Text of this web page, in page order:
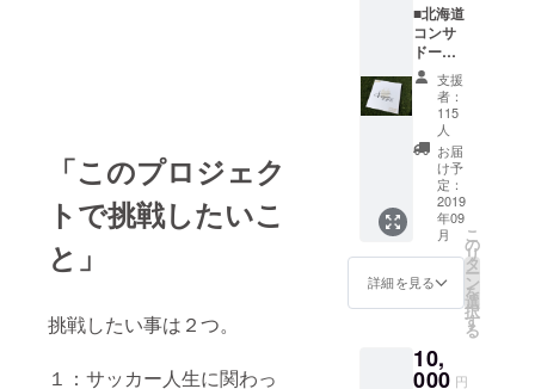
「このプロジェク
トで挑戦したいこ
と」
挑戦したい事は２つ。
１：サッカー人生に関わっ
■北海道
コンサ
ドーレ
札幌の
お好き
な選手
の直筆
サイン
色紙 ※
支援画
面にあ
る「応
援コメ
ント」
の欄
CAMPF
メッ
セージ
支援
者：
115
人
お届
け予
定：
2019
年09
月
詳細を見る
こ
の
リ
タ
ー
ン
を
選
択
す
る
10,
000 円